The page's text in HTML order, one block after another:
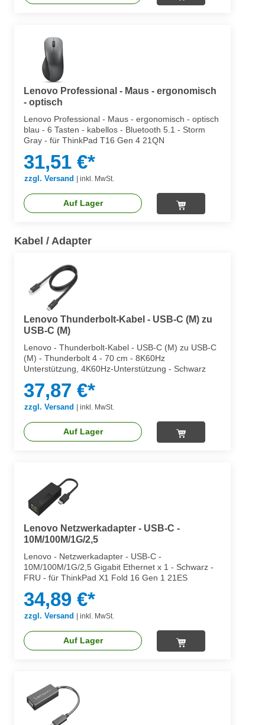
Lenovo Professional - Maus - ergonomisch
- optisch
Lenovo Professional - Maus - ergonomisch - optisch
blau - 6 Tasten - kabellos - Bluetooth 5.1 - Storm
Gray - für ThinkPad T16 Gen 4 21QN
31,51 €*
zzgl. Versand inkl. MwSt.
Auf Lager
Kabel / Adapter
Lenovo Thunderbolt-Kabel - USB-C (M) zu
USB-C (M)
Lenovo - Thunderbolt-Kabel - USB-C (M) zu USB-C
(M) - Thunderbolt 4 - 70 cm - 8K60Hz
Unterstützung, 4K60Hz-Unterstützung - Schwarz
37,87 €*
zzgl. Versand | inkl. MwSt.
Auf Lager
Lenovo Netzwerkadapter - USB-C -
10M/100M/1G/2,5
Lenovo - Netzwerkadapter - USB-C -
10M/100M/1G/2,5 Gigabit Ethernet x 1 - Schwarz -
FRU - für ThinkPad X1 Fold 16 Gen 1 21ES
34,89 €*
zzgl. Versand inkl. MwSt.
Auf Lager